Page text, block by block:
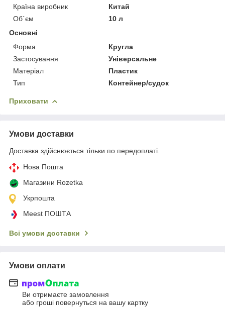
Країна виробник
Китай
Об`єм
10 л
Основні
Форма
Кругла
Застосування
Універсальне
Матеріал
Пластик
Тип
Контейнер/судок
Приховати
Умови доставки
Доставка здійснюється тільки по передоплаті.
Нова Пошта
Магазини Rozetka
Укрпошта
Meest ПОШТА
Всі умови доставки
Умови оплати
Ви отримаєте замовлення
або гроші повернуться на вашу картку